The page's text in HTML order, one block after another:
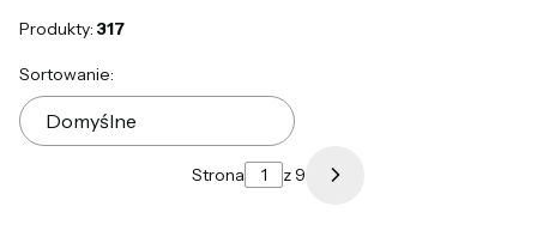
Produkty: 317
Lista produktów
Sortowanie:
Domyślne
Strona z 9 Następne produkty